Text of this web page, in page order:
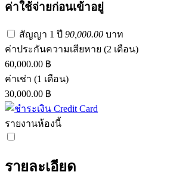
ค่าใช้จ่ายก่อนเข้าอยู่
สัญญา 1 ปี 90,000.00 บาท
ค่าประกันความเสียหาย (2 เดือน)
60,000.00 ฿
ค่าเช่า (1 เดือน)
30,000.00 ฿
รายงานห้องนี้
รายละเอียด